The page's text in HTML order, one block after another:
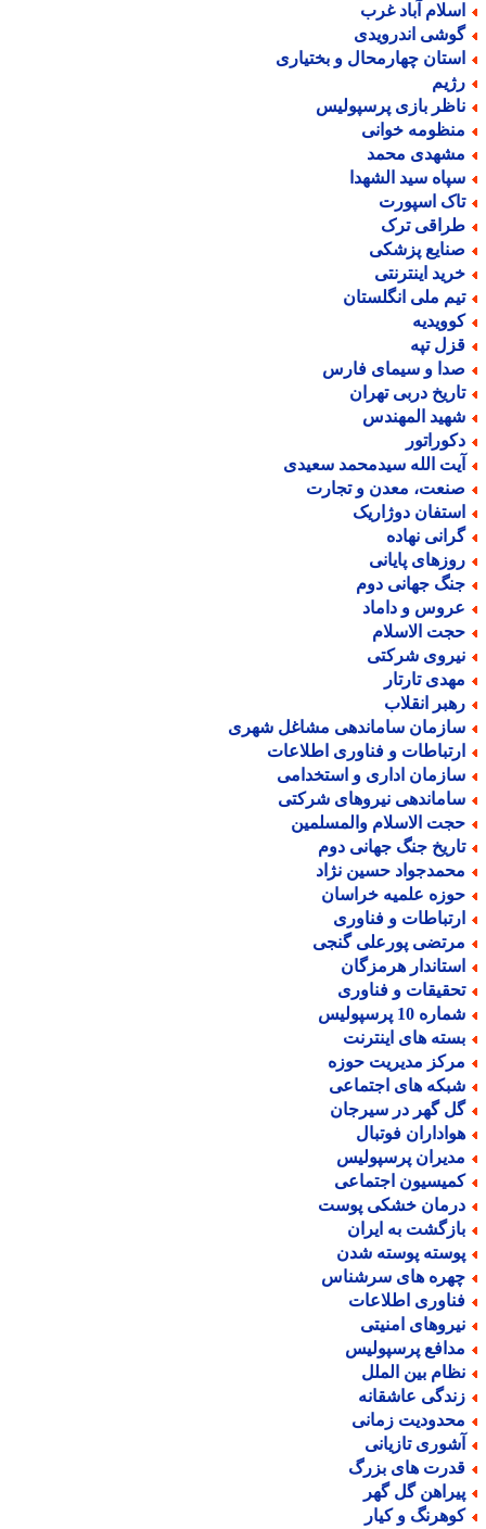
آباد غرب
اندرویدی
چهارمحال و بختیاری
بازی پرسپولیس
خوانی
محمد
سید الشهدا
اسپورت
ترک
پزشکی
اینترنتی
ملی انگلستان
تپه
و سیمای فارس
دربی تهران
المهندس
الله سیدمحمد سعیدی
معدن و تجارت
دوژاریک
نهاده
پایانی
جهانی دوم
و داماد
الاسلام
شرکتی
تارتار
انقلاب
ساماندهی مشاغل شهری
و فناوری اطلاعات
اداری و استخدامی
نیروهای شرکتی
الاسلام والمسلمین
جنگ جهانی دوم
حسین نژاد
علمیه خراسان
و فناوری
پورعلی گنجی
هرمزگان
و فناوری
10 پرسپولیس
های اینترنت
مدیریت حوزه
های اجتماعی
گهر در سیرجان
فوتبال
پرسپولیس
اجتماعی
خشکی پوست
به ایران
پوسته شدن
های سرشناس
اطلاعات
امنیتی
پرسپولیس
بین الملل
عاشقانه
زمانی
تازیانی
های بزرگ
گل گهر
و کیار